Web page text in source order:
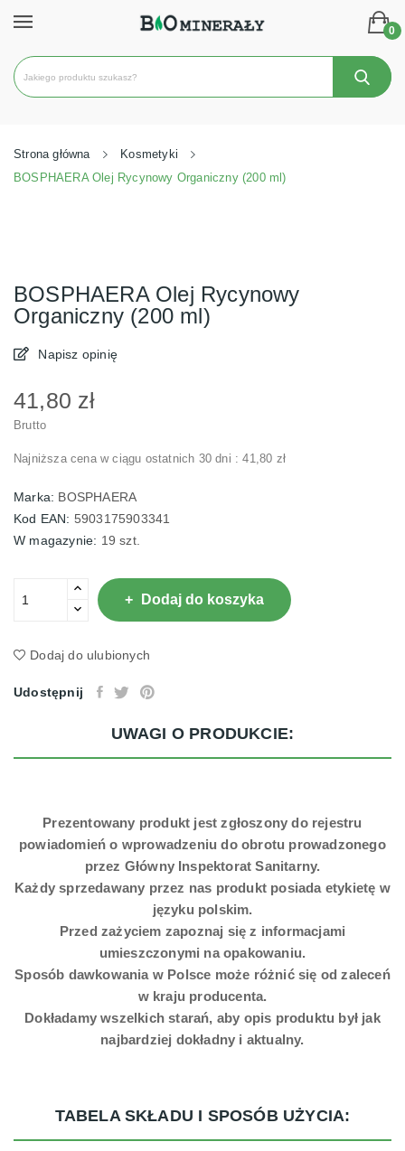
0
Strona główna
Kosmetyki
BOSPHAERA Olej Rycynowy Organiczny (200 ml)
BOSPHAERA Olej Rycynowy
Organiczny (200 ml)
Napisz opinię
41,80 zł
Brutto
Najniższa cena w ciągu ostatnich 30 dni : 41,80 zł
Marka: BOSPHAERA
Kod EAN: 5903175903341
W magazynie: 19 szt.
Dodaj do koszyka
Dodaj do ulubionych
Udostępnij
UWAGI O PRODUKCIE:
Prezentowany produkt jest zgłoszony do rejestru
powiadomień o wprowadzeniu do obrotu prowadzonego
przez Główny Inspektorat Sanitarny.
Każdy sprzedawany przez nas produkt posiada etykietę w
języku polskim.
Przed zażyciem zapoznaj się z informacjami
umieszczonymi na opakowaniu.
Sposób dawkowania w Polsce może różnić się od zaleceń
w kraju producenta.
Dokładamy wszelkich starań, aby opis produktu był jak
najbardziej dokładny i aktualny.
TABELA SKŁADU I SPOSÓB UŻYCIA: